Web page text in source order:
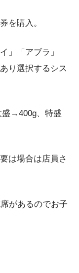
を購入。
」「アブラ」
り選択するシス
→400g、特盛
は場合は店員さ
があるのでお子